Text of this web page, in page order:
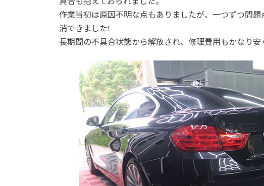
作業当初は原因不明な点もありましたが、一つずつ問
消できました!
長期間の不具合状態から解放され、修理費用もかなり安